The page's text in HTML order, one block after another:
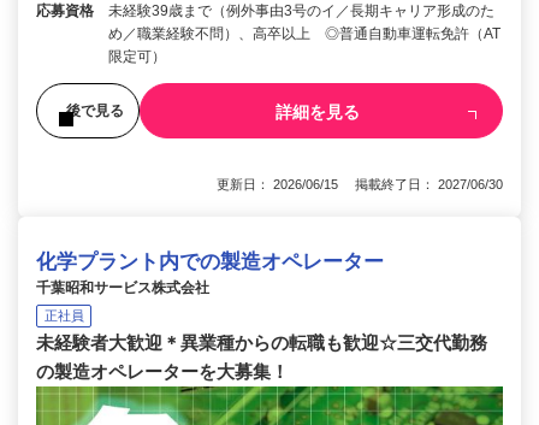
応募資格
未経験39歳まで（例外事由3号のイ／長期キャリア形成のた
め／職業経験不問）、高卒以上 ◎普通自動車運転免許（AT
限定可）
後で見る 詳細を見る
更新日： 2026/06/15 掲載終了日： 2027/06/30
化学プラント内での製造オペレーター
千葉昭和サービス株式会社
正社員
未経験者大歓迎＊異業種からの転職も歓迎☆三交代勤務
の製造オペレーターを大募集！